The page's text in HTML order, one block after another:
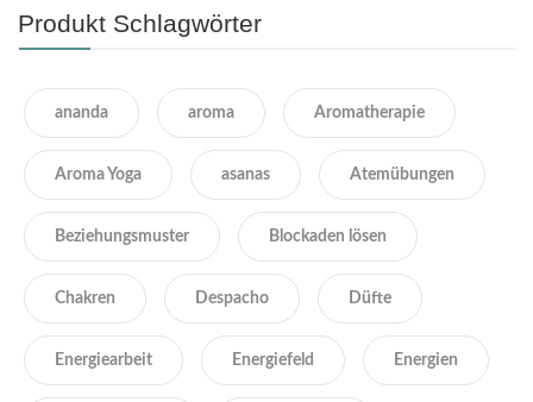
Produkt Schlagwörter
ananda aroma Aromatherapie
Aroma Yoga asanas Atemübungen
Beziehungsmuster Blockaden lösen
Chakren Despacho Düfte
Energiearbeit Energiefeld Energien